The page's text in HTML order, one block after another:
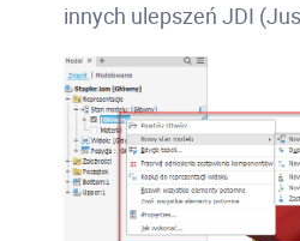
innych ulepszeń JDI